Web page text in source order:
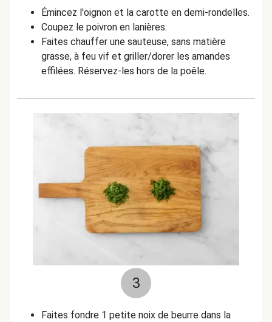
Émincez l'oignon et la carotte en demi-rondelles.
Coupez le poivron en lanières.
Faites chauffer une sauteuse, sans matière
grasse, à feu vif et griller/dorer les amandes
effilées. Réservez-les hors de la poêle.
3
Faites fondre 1 petite noix de beurre dans la